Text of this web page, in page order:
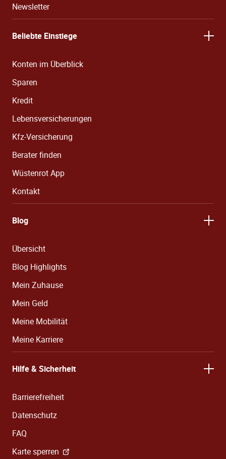
Newsletter
Beliebte Einstiege
Konten im Überblick
Sparen
Kredit
Lebensversicherungen
Kfz-Versicherung
Berater finden
Wüstenrot App
Kontakt
Blog
Übersicht
Blog Highlights
Mein Zuhause
Mein Geld
Meine Mobilität
Meine Karriere
Hilfe & Sicherheit
Barrierefreiheit
Datenschutz
FAQ
Karte sperren